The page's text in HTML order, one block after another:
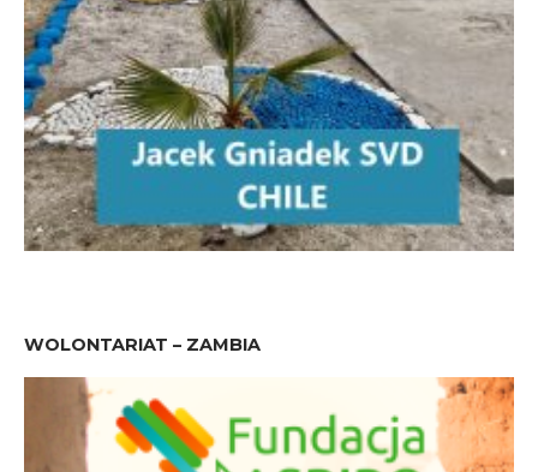
WOLONTARIAT – ZAMBIA